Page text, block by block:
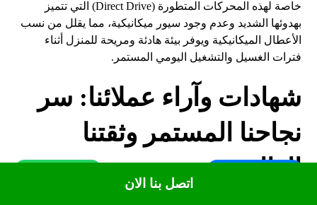
خاصة لهذه المحركات المتطورة (Direct Drive) التي تتميز
بهدوئها الشديد وعدم وجود سيور ميكانيكية، مما يقلل من نسب
الأعطال الميكانيكية ويوفر بيئة هادئة ومريحة للمنزل أثناء
فترات الغسيل والتشغيل اليومي المستمر.
شهادات وآراء عملائنا: سر
نجاحنا المستمر وثقتنا
العالية
اتصل بنا الان